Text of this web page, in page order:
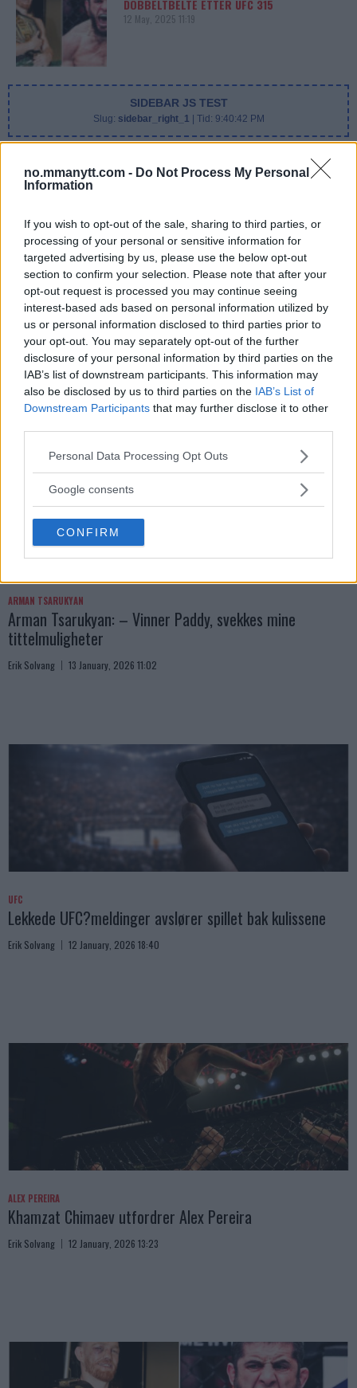
no.mmanytt.com - Do Not Process My Personal
Information
If you wish to opt-out of the sale, sharing to third parties, or
processing of your personal or sensitive information for
targeted advertising by us, please use the below opt-out
section to confirm your selection. Please note that after your
opt-out request is processed you may continue seeing
interest-based ads based on personal information utilized by
us or personal information disclosed to third parties prior to
your opt-out. You may separately opt-out of the further
disclosure of your personal information by third parties on the
IAB’s list of downstream participants. This information may
also be disclosed by us to third parties on the IAB’s List of
Downstream Participants that may further disclose it to other
Please note that this website/app uses one or more Google
not limited to your visit or usage behaviour. You may click to
use your data for below specified purposes in below Google
consent section.
Personal Data Processing Opt Outs
Google consents
CONFIRM
DOBBELTBELTE ETTER UFC 315
12 May, 2025 11:19
SIDEBAR JS TEST
Slug: sidebar_right_1 | Tid: 9:40:42 PM
DILLON DANIS
Hype FC ønsker å booke Dillon Danis vs Chanko Zaynukov
Erik Solvang 13 January, 2026 15:37
ARMAN TSARUKYAN
Arman Tsarukyan: – Vinner Paddy, svekkes mine
tittelmuligheter
Erik Solvang 13 January, 2026 11:02
UFC
Lekkede UFC?meldinger avslører spillet bak kulissene
Erik Solvang 12 January, 2026 18:40
ALEX PEREIRA
Khamzat Chimaev utfordrer Alex Pereira
Erik Solvang 12 January, 2026 13:23